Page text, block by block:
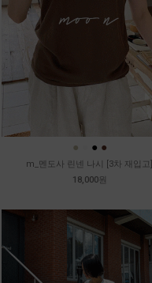
● ● ●
m_멘도사 린넨 나시 [3차 재입고]
18,000원